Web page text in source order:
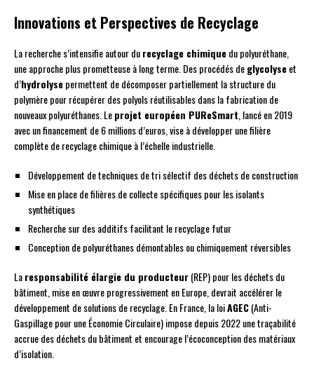
Innovations et Perspectives de Recyclage
La recherche s’intensifie autour durecyclage chimiquedu polyuréthane,
une approche plus prometteuse à long terme. Des procédés deglycolyseet
d’hydrolysepermettent de décomposer partiellement la structure du
polymère pour récupérer des polyols réutilisables dans la fabrication de
nouveaux polyuréthanes. Leprojet européen PUReSmart , lancé en 2019
avec un financement de 6 millions d’euros, vise à développer une filière
complète de recyclage chimique à l’échelle industrielle.
Développement de techniques de tri sélectif des déchets de construction
Mise en place de filières de collecte spécifiques pour les isolants
synthétiques
Recherche sur des additifs facilitant le recyclage futur
Conception de polyuréthanes démontables ou chimiquement réversibles
Laresponsabilité élargie du producteur(REP) pour les déchets du
bâtiment, mise en œuvre progressivement en Europe, devrait accélérer le
développement de solutions de recyclage. En France, la loiAGEC(Anti-
Gaspillage pour une Économie Circulaire) impose depuis 2022 une traçabilité
accrue des déchets du bâtiment et encourage l’écoconception des matériaux
d’isolation.